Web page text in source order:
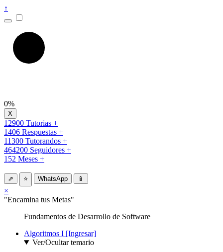
↑
0%
12900 Tutorias +
1406 Respuestas +
11300 Tutorandos +
464200 Seguidores +
152 Meses +
⇗ ⭐ WhatsApp 📱
×
"Encamina tus Metas"
Fundamentos de Desarrollo de Software
Algoritmos I [Ingresar]
Ver/Ocultar temario